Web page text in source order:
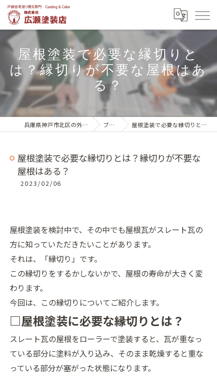
屋根塗装で必要な縁切りと
は？縁切りが不要な屋根はあ
る？
兵庫県神戸市北区の外壁塗装は株式会社広瀬塗装店 ブログ一覧 屋根塗装で必要な縁切りとは？縁切りが不要な屋根はある？
屋根塗装で必要な縁切りとは？縁切りが不要な
屋根はある？
2023/02/06
屋根塗装を検討中で、その中でも屋根瓦がスレート瓦の
方に知っていただきたいことがあります。
それは、「縁切り」です。
この縁切りをするかしないかで、屋根の寿命が大きく変
わります。
今回は、この縁切りについてご紹介します。
□屋根塗装に必要な縁切りとは？
スレート瓦の屋根をローラーで塗装すると、瓦が重なっ
ている部分に塗料が入り込み、そのまま乾燥すると重な
っている部分が塞がった状態になります。